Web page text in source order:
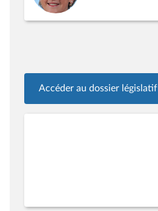
Accéder au dossier législatif